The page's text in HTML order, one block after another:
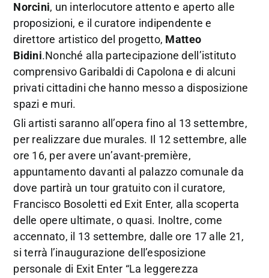
Norcini, un interlocutore attento e aperto alle
proposizioni, e il curatore indipendente e
direttore artistico del progetto, Matteo
Bidini.Nonché alla partecipazione dell’istituto
comprensivo Garibaldi di Capolona e di alcuni
privati cittadini che hanno messo a disposizione
spazi e muri.
Gli artisti saranno all’opera fino al 13 settembre,
per realizzare due murales. Il 12 settembre, alle
ore 16, per avere un’avant-première,
appuntamento davanti al palazzo comunale da
dove partirà un tour gratuito con il curatore,
Francisco Bosoletti ed Exit Enter, alla scoperta
delle opere ultimate, o quasi. Inoltre, come
accennato, il 13 settembre, dalle ore 17 alle 21,
si terrà l’inaugurazione dell’esposizione
personale di Exit Enter “La leggerezza